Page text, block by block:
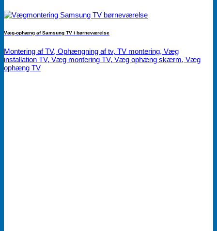
Væg-ophæng af Samsung TV i børneværelse
Montering af TV, Ophængning af tv, TV montering, Væg
installation TV, Væg montering TV, Væg ophæng skærm, Væg
ophæng TV